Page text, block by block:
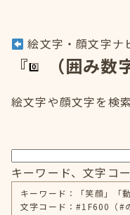
絵文字・顔文字ナ
『 （囲み
絵文字や顔文字を検
キーワード、文字コ
キーワード：「笑顔」「
文字コード：#1F600（#